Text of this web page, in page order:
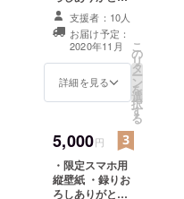
ボイス ・お名前
入りの描きおろ
しイラスト
支援者：10人
お届け予定：
2020年11月
詳細を見る
こ
の
リ
タ
ー
ン
を
選
択
す
る
5,000円
・限定スマホ用
縦壁紙 ・録りお
ろしありがとう